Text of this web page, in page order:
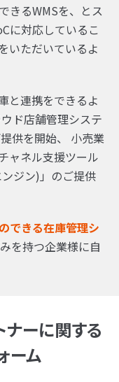
きるWMSを、とス
に対応しているこ
いただいているよ
と連携をできるよ
ド店舗管理システ
供を開始、
小売業
ャネル支援ツール
ンジン)」のご提供
できる在庫管理シ
を持つ企業様に自
ナーに関する
ーム